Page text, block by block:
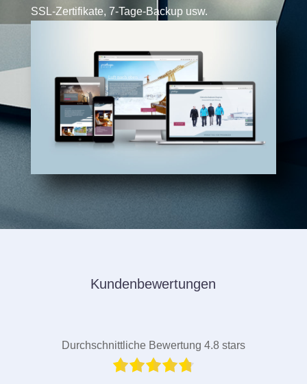
SSL-Zertifikate, 7-Tage-Backup usw.
Kundenbewertungen
Durchschnittliche Bewertung 4.8 stars